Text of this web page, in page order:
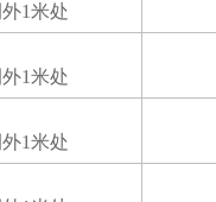
外1米处
外1米处
外1米处